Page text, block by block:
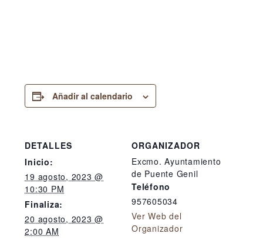
Añadir al calendario
DETALLES
Inicio:
19 agosto, 2023 @
10:30 PM
Finaliza:
20 agosto, 2023 @
2:00 AM
ORGANIZADOR
Excmo. Ayuntamiento
de Puente Genil
Teléfono
957605034
Ver Web del
Organizador